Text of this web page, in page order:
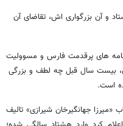
و آن بزرگواری اش، تقاضای آن
های پرقدمت فارس و مسوولیت
بیست سال قبل چه لطف و بزرگی
است.
جهانگیرخان شیرازی» تالیف